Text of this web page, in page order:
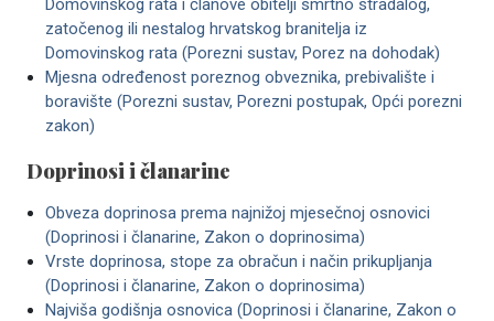
Domovinskog rata i članove obitelji smrtno stradalog,
zatočenog ili nestalog hrvatskog branitelja iz
Domovinskog rata (Porezni sustav, Porez na dohodak)
Mjesna određenost poreznog obveznika, prebivalište i
boravište (Porezni sustav, Porezni postupak, Opći porezni
zakon)
Doprinosi i članarine
Obveza doprinosa prema najnižoj mjesečnoj osnovici
(Doprinosi i članarine, Zakon o doprinosima)
Vrste doprinosa, stope za obračun i način prikupljanja
(Doprinosi i članarine, Zakon o doprinosima)
Najviša godišnja osnovica (Doprinosi i članarine, Zakon o